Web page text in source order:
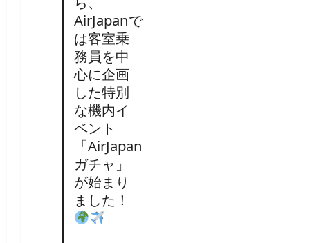
AirJapanで
は客室乗
務員を中
心に企画
した特別
な機内イ
ベント
「AirJapan
ガチャ」
が始まり
ました！